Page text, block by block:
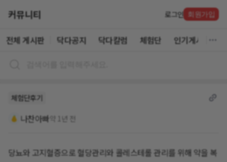
커뮤니티 로그인 회원가입
전체 게시판 닥다공지 닥다칼럼 체험단 인기게시글
체험단후기
나찬아빠 약 1년 전
당뇨와 고지혈증으로 혈당관리와 콜레스테롤 관리를 위해 약을 복